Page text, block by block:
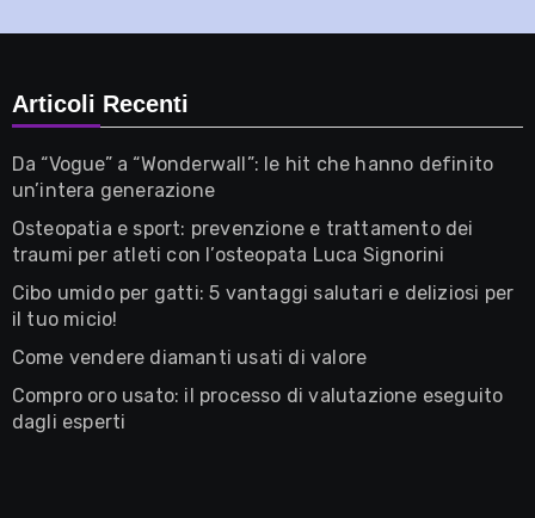
Articoli Recenti
Da “Vogue” a “Wonderwall”: le hit che hanno definito
un’intera generazione
Osteopatia e sport: prevenzione e trattamento dei
traumi per atleti con l’osteopata Luca Signorini
Cibo umido per gatti: 5 vantaggi salutari e deliziosi per
il tuo micio!
Come vendere diamanti usati di valore
Compro oro usato: il processo di valutazione eseguito
dagli esperti